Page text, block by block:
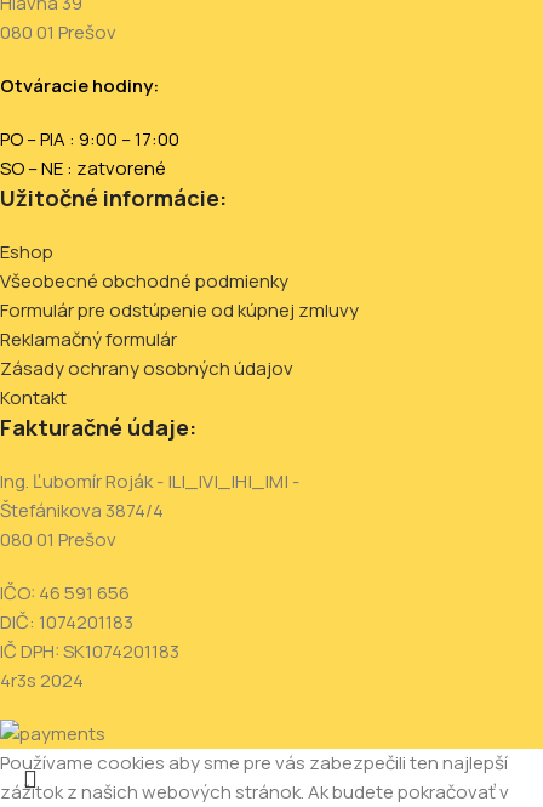
080 01 Prešov
Otváracie hodiny:
PO – PIA : 9:00 – 17:00
SO – NE : zatvorené
Užitočné informácie:
Eshop
Všeobecné obchodné podmienky
Formulár pre odstúpenie od kúpnej zmluvy
Reklamačný formulár
Zásady ochrany osobných údajov
Kontakt
Fakturačné údaje:
Ing. Ľubomír Roják - |L|_|V|_|H|_|M| -
Štefánikova 3874/4
080 01 Prešov
IČO: 46 591 656
DIČ: 1074201183
IČ DPH: SK1074201183
4r3s 2024
Používame cookies aby sme pre vás zabezpečili ten najlepší
zážitok z našich webových stránok. Ak budete pokračovať v